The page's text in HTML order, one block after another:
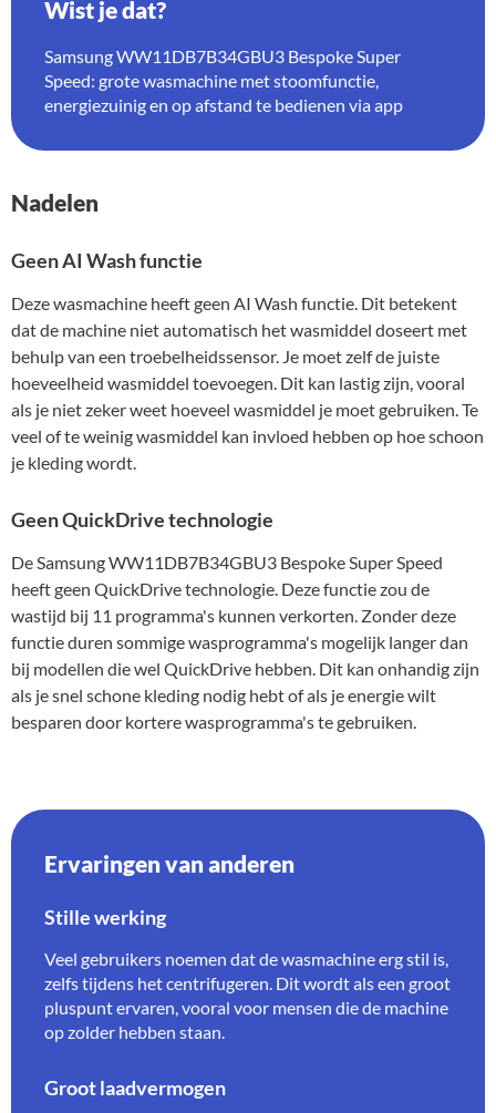
Wist je dat?
Samsung WW11DB7B34GBU3 Bespoke Super
Speed: grote wasmachine met stoomfunctie,
energiezuinig en op afstand te bedienen via app
Nadelen
Geen AI Wash functie
Deze wasmachine heeft geen AI Wash functie. Dit betekent
dat de machine niet automatisch het wasmiddel doseert met
behulp van een troebelheidssensor. Je moet zelf de juiste
hoeveelheid wasmiddel toevoegen. Dit kan lastig zijn, vooral
als je niet zeker weet hoeveel wasmiddel je moet gebruiken. Te
veel of te weinig wasmiddel kan invloed hebben op hoe schoon
je kleding wordt.
Geen QuickDrive technologie
De Samsung WW11DB7B34GBU3 Bespoke Super Speed
heeft geen QuickDrive technologie. Deze functie zou de
wastijd bij 11 programma's kunnen verkorten. Zonder deze
functie duren sommige wasprogramma's mogelijk langer dan
bij modellen die wel QuickDrive hebben. Dit kan onhandig zijn
als je snel schone kleding nodig hebt of als je energie wilt
besparen door kortere wasprogramma's te gebruiken.
Ervaringen van anderen
Stille werking
Veel gebruikers noemen dat de wasmachine erg stil is,
zelfs tijdens het centrifugeren. Dit wordt als een groot
pluspunt ervaren, vooral voor mensen die de machine
op zolder hebben staan.
Groot laadvermogen